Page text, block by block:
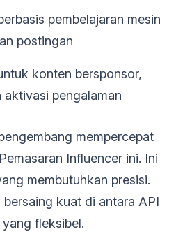
pembelajaran mesin
postingan
konten bersponsor,
pengalaman
mempercepat
Influencer ini. Ini
membutuhkan presisi.
kuat di antara API
fleksibel.